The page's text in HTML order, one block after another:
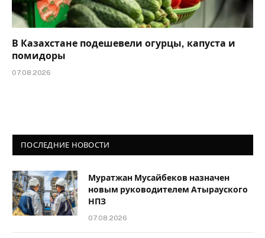
В Казахстане подешевели огурцы, капуста и
помидоры
07.08.2026
ПОСЛЕДНИЕ НОВОСТИ
Муратжан Мусайбеков назначен
новым руководителем Атырауского
НПЗ
07.08.2026